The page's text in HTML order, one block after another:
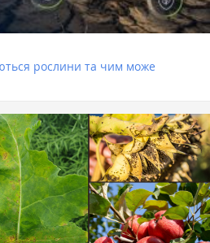
рослини та чим може